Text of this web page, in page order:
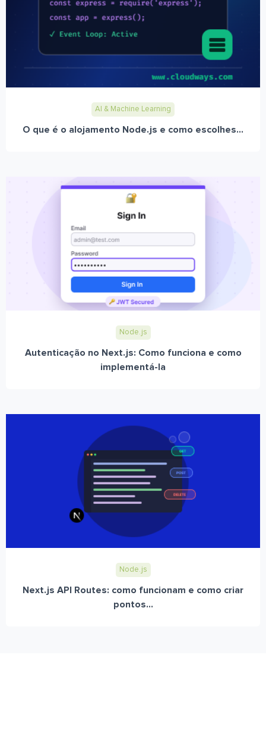
AI & Machine Learning
O que é o alojamento Node.js e como escolhes...
Node.js
Autenticação no Next.js: Como funciona e como
implementá-la
Node.js
Next.js API Routes: como funcionam e como criar
pontos...